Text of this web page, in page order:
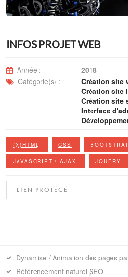
INFOS PROJET WEB
Année :
2018
Catégorie(s) :
Création site
Création site
Création site
Interface
(X)HTML CSS BOOTSTRAP
JAVASCRIPT / AJAX JQUERY
LIEN PROTÉGÉ
Dynamise / Animation des pages
Référencement naturel SEO